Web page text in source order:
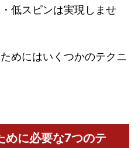
低スピンは実現しませ
めにはいくつかのテクニ
に必要な7つのテ